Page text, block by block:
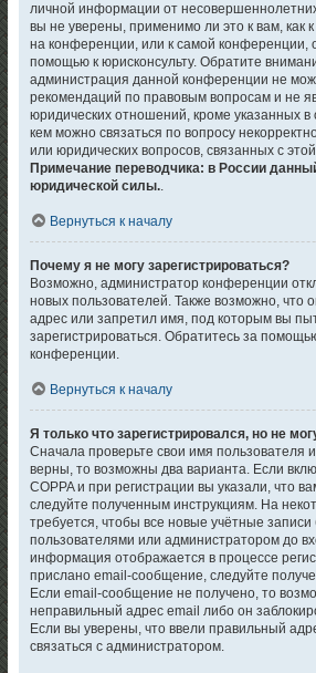
личной информации от
вы не уверены, применимо ли это к вам, как
на конференции, или к самой конференции,
помощью к юрисконсульту. Обратите
администрация данной конференции не
рекомендаций по правовым вопросам и не
юридических отношений, кроме указанных в
кем можно связаться по вопросу
или юридических вопросов, связанных с
Примечание переводчика: в России
юридической силы..
Вернуться к началу
Почему я не могу зарегистрироваться?
Возможно, администратор конференции
новых пользователей. Также возможно, что
адрес или запретил имя, под которым вы
зарегистрироваться. Обратитесь за
конференции.
Вернуться к началу
Я только что зарегистрировался, но не
Сначала проверьте свои имя пользователя
верны, то возможны два варианта. Если
COPPA и при регистрации вы указали, что
следуйте полученным инструкциям. На
требуется, чтобы все новые учётные
пользователями или администратором до
информация отображается в процессе
прислано email-сообщение, следуйте
Если email-сообщение не получено, то
неправильный адрес email либо он
Если вы уверены, что ввели правильный
связаться с администратором.